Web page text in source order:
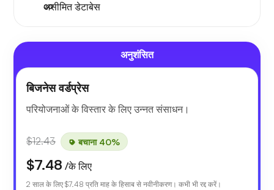
असीमित डेटाबेस
अनुशंसित
बिजनेस वर्डप्रेस
परियोजनाओं के विस्तार के लिए उन्नत संसाधन।
$12.43 बचाना 40%
$7.48 /के लिए
2 साल के लिए $7.48 प्रति माह के हिसाब से नवीनीकरण। कभी भी रद्द करें।